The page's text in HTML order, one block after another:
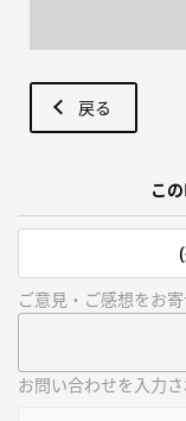
戻る
こ
ご意見・ご感想をお
お問い合わせを入力